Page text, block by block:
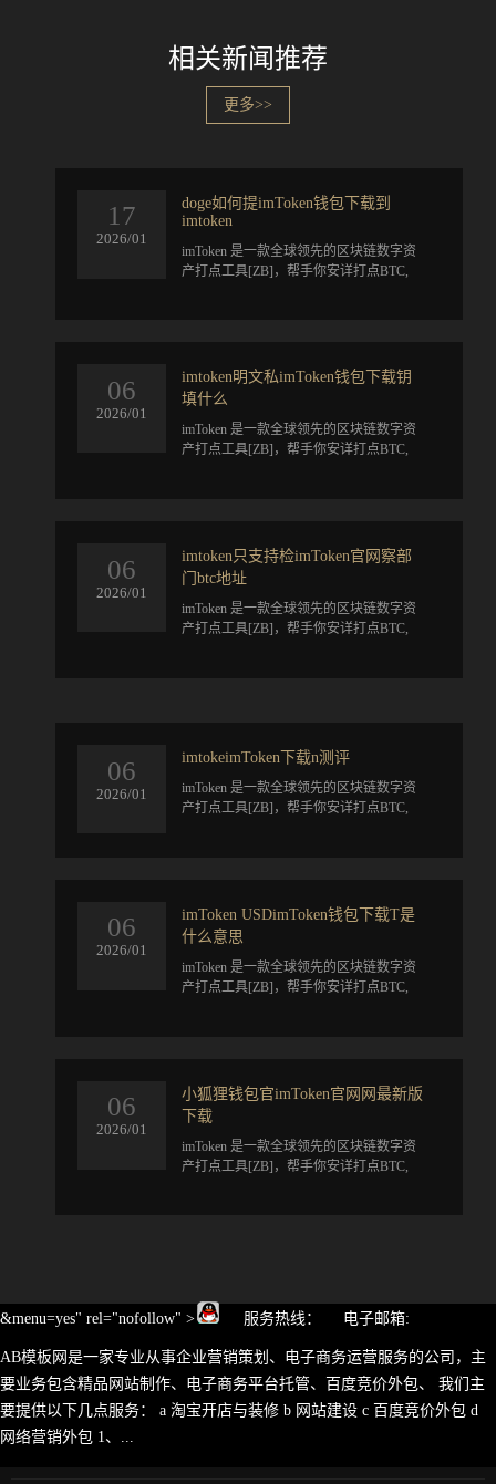
相关新闻推荐
更多>>
17
2026/01
doge如何提imToken钱包下载到
imtoken
​imToken 是一款全球领先的区块链数字资
产打点工具[ZB]，帮手你安详打点BTC,
06
2026/01
imtoken明文私imToken钱包下载钥
填什么
​imToken 是一款全球领先的区块链数字资
产打点工具[ZB]，帮手你安详打点BTC,
06
2026/01
imtoken只支持检imToken官网察部
门btc地址
​imToken 是一款全球领先的区块链数字资
产打点工具[ZB]，帮手你安详打点BTC,
06
2026/01
imtokeimToken下载n测评
​imToken 是一款全球领先的区块链数字资
产打点工具[ZB]，帮手你安详打点BTC,
06
2026/01
imToken USDimToken钱包下载T是
什么意思
​imToken 是一款全球领先的区块链数字资
产打点工具[ZB]，帮手你安详打点BTC,
06
2026/01
小狐狸钱包官imToken官网网最新版
下载
​imToken 是一款全球领先的区块链数字资
产打点工具[ZB]，帮手你安详打点BTC,
&menu=yes" rel="nofollow" > 服务热线： 电子邮箱:
AB模板网是一家专业从事企业营销策划、电子商务运营服务的公司，主
要业务包含精品网站制作、电子商务平台托管、百度竞价外包、 我们主
要提供以下几点服务： a 淘宝开店与装修 b 网站建设 c 百度竞价外包 d
网络营销外包 1、...